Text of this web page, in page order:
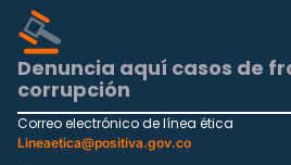
Denuncia aquí casos de
corrupción
Correo electrónico de línea ética
Lineaetica@positiva.gov.co